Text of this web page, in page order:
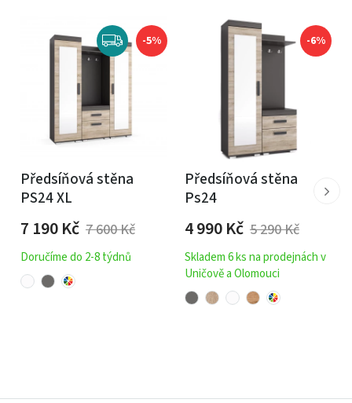
-5%
Předsíňová stěna
PS24 XL
7 190Kč 7 600Kč
Doručíme do 2-8 týdnů
-6%
Předsíňová stěna
Ps24
4 990Kč 5 290Kč
Skladem 6 ks na prodejnách v
Uničově a Olomouci